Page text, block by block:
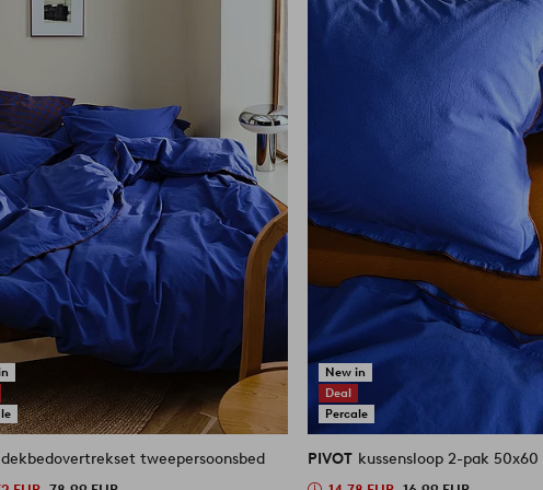
dekbedovertrekset tweepersoonsbed
New in
Deal
Percale
PIVOT kussensloop 2-pak 50x60